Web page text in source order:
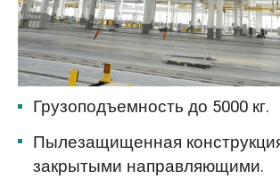
Грузоподъемность до 5000 кг.
Пылезащищенная
закрытыми направляющими.